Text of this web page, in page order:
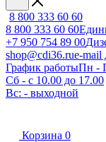
8 800 333 60 60
8 800 333 60 60
+7 950 754 89 00
shop@cdi36.rue-mail
График работыПн -
Сб - с 10.00 до 17.00
Вс: - выходной
Корзина 0